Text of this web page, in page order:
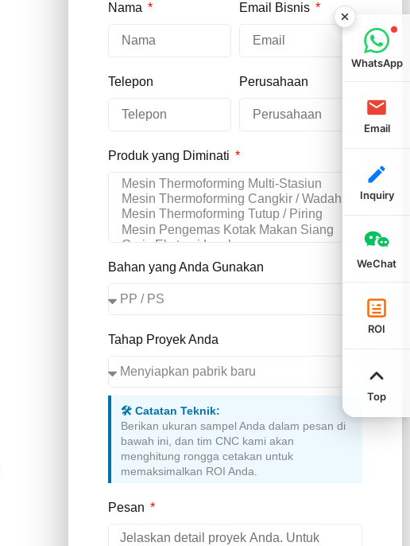
Nama Email Bisnis
Telepon Perusahaan
Produk yang Diminati
Bahan yang Anda Gunakan
Tahap Proyek Anda
🛠️ Catatan Teknik:
Berikan ukuran sampel Anda dalam pesan di
bawah ini, dan tim CNC kami akan
menghitung rongga cetakan untuk
memaksimalkan ROI Anda.
Pesan
WhatsApp
Email
Inquiry
WeChat
ROI
Top